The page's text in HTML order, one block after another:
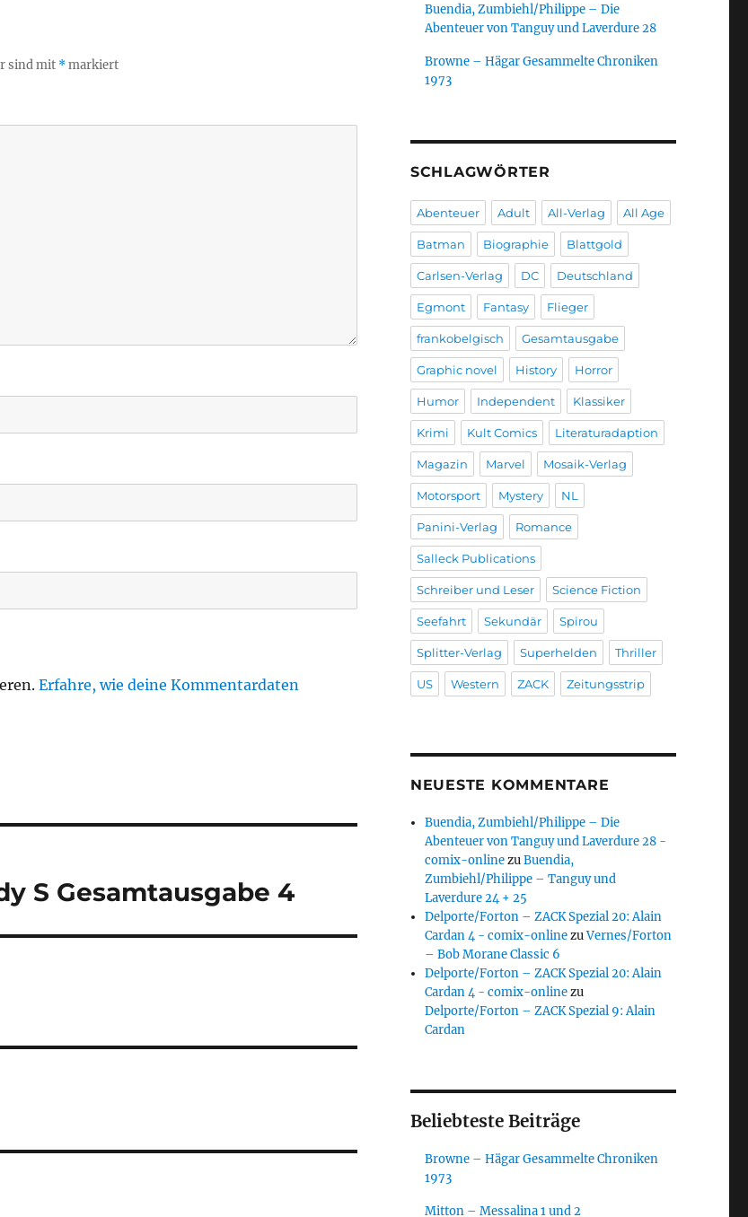
sind mit *markiert
Erfahre, wie deine Kommentardaten
S Gesamtausgabe 4
Buendia, Zumbiehl/Philippe – Die
Abenteuer von Tanguy und Laverdure 28
Browne – Hägar Gesammelte Chroniken
1973
SCHLAGWÖRTER
Abenteuer Adult All-Verlag All Age
Batman Biographie Blattgold
Carlsen-Verlag DC Deutschland
Egmont Fantasy Flieger
frankobelgisch Gesamtausgabe
Graphic novel History Horror
Humor Independent Klassiker
Krimi Kult Comics Literaturadaption
Magazin Marvel Mosaik-Verlag
Motorsport Mystery NL
Panini-Verlag Romance
Salleck Publications
Schreiber und Leser Science Fiction
Seefahrt Sekundär Spirou
Splitter-Verlag Superhelden Thriller
US Western ZACK Zeitungsstrip
NEUESTE KOMMENTARE
Buendia, Zumbiehl/Philippe – Die
Abenteuer von Tanguy und Laverdure 28 -
comix-onlinezuBuendia,
Zumbiehl/Philippe – Tanguy und
Laverdure 24 + 25
Delporte/Forton – ZACK Spezial 20: Alain
Cardan 4 - comix-onlinezuVernes/Forton
– Bob Morane Classic 6
Delporte/Forton – ZACK Spezial 20: Alain
Cardan 4 - comix-onlinezu
Delporte/Forton – ZACK Spezial 9: Alain
Cardan
Beliebteste Beiträge
Browne – Hägar Gesammelte Chroniken
1973
Mitton – Messalina 1 und 2